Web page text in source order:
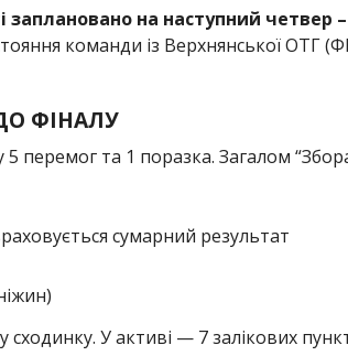
заплановано на наступний четвер
команди із Верхнянської ОТГ
ФІНАЛУ
5 перемог та 1 поразка. Загалом
сумарний результат
сходинку. У активі — 7 залікових